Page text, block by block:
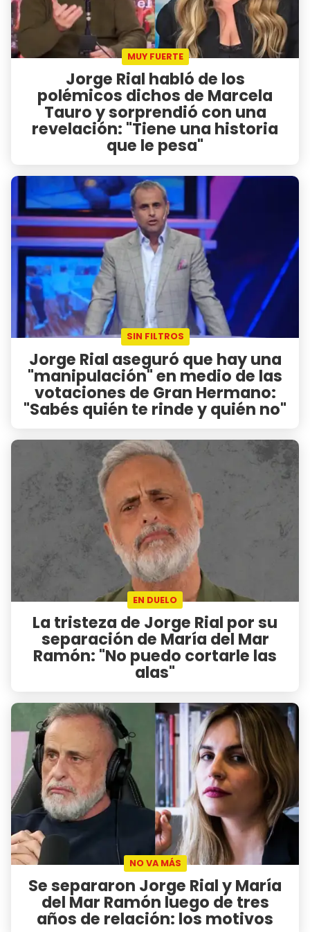
MUY FUERTE
Jorge Rial habló de los
polémicos dichos de Marcela
Tauro y sorprendió con una
revelación: "Tiene una historia
que le pesa"
SIN FILTROS
Jorge Rial aseguró que hay una
"manipulación" en medio de las
votaciones de Gran Hermano:
"Sabés quién te rinde y quién no"
EN DUELO
La tristeza de Jorge Rial por su
separación de María del Mar
Ramón: "No puedo cortarle las
alas"
NO VA MÁS
Se separaron Jorge Rial y María
del Mar Ramón luego de tres
años de relación: los motivos